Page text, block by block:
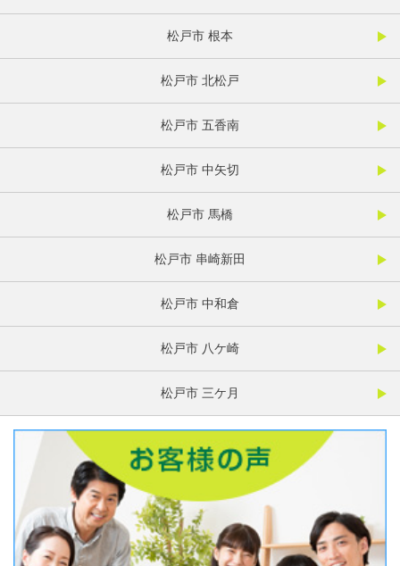
松戸市 根本
松戸市 北松戸
松戸市 五香南
松戸市 中矢切
松戸市 馬橋
松戸市 串崎新田
松戸市 中和倉
松戸市 八ケ崎
松戸市 三ケ月